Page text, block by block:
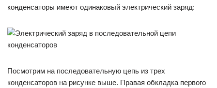
конденсаторы имеют одинаковый электрический заряд:
Посмотрим на последовательную цепь из трех
конденсаторов на рисунке выше. Правая обкладка первого